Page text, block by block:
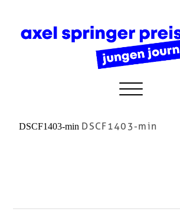
DSCF1403-min DSCF1403-min